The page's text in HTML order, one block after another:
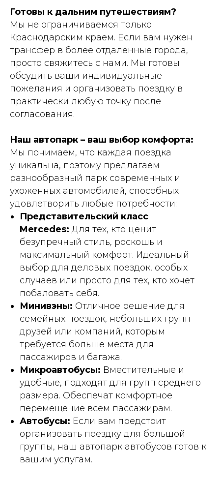
Готовы к дальним путешествиям?
Мы не ограничиваемся только
Краснодарским краем. Если вам нужен
трансфер в более отдаленные города,
просто свяжитесь с нами. Мы готовы
обсудить ваши индивидуальные
пожелания и организовать поездку в
практически любую точку после
согласования.
Наш автопарк – ваш выбор комфорта:
Мы понимаем, что каждая поездка
уникальна, поэтому предлагаем
разнообразный парк современных и
ухоженных автомобилей, способных
удовлетворить любые потребности:
Представительский класс
Mercedes: Для тех, кто ценит
безупречный стиль, роскошь и
максимальный комфорт. Идеальный
выбор для деловых поездок, особых
случаев или просто для тех, кто хочет
побаловать себя.
Минивэны: Отличное решение для
семейных поездок, небольших групп
друзей или компаний, которым
требуется больше места для
пассажиров и багажа.
Микроавтобусы: Вместительные и
удобные, подходят для групп среднего
размера. Обеспечат комфортное
перемещение всем пассажирам.
Автобусы: Если вам предстоит
организовать поездку для большой
группы, наш автопарк автобусов готов к
вашим услугам.